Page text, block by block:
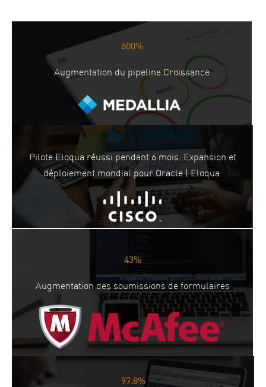
600%
Augmentation du pipeline Croissance
Pilote Eloqua réussi pendant 6 mois. Expansion et
déploiement mondial pour Oracle | Eloqua.
43%
Augmentation des soumissions de formulaires
97.8%